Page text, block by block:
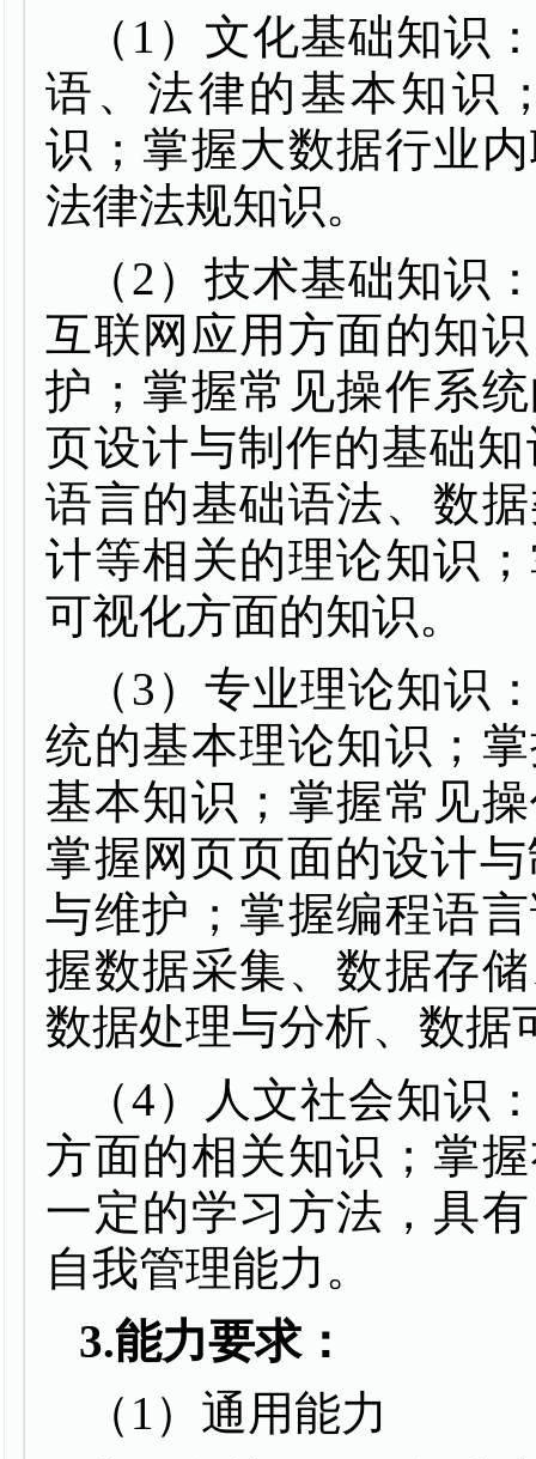
（ 1 ）文化基础知识
语、法律的基本知识
识；掌握大数据行业
法律法规知识。
（2 ）技术基础知识
互联网应用方面的知
护；掌握常见操作系
页设计与制作的基础
语言的基础语法、数
计等相关的理论知识
可视化方面的知识。
（3 ）专业理论知识
统的基本理论知识；
基本知识；掌握常见
掌握网页页面的设计
与维护；掌握编程语
握数据采集、数据存
数据处理与分析、数据
（4）人文社会知识
方面的相关知识；掌
一定的学习方法，具
自我管理能力。
3.能力要求：
（ 1 ）通用能力